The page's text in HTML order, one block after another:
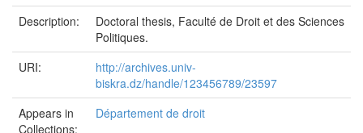
Description:
Doctoral thesis, Faculté de Droit et des Sciences
Politiques.
URI:
http://archives.univ-
biskra.dz/handle/123456789/23597
Appears in
Collections:
Département de droit